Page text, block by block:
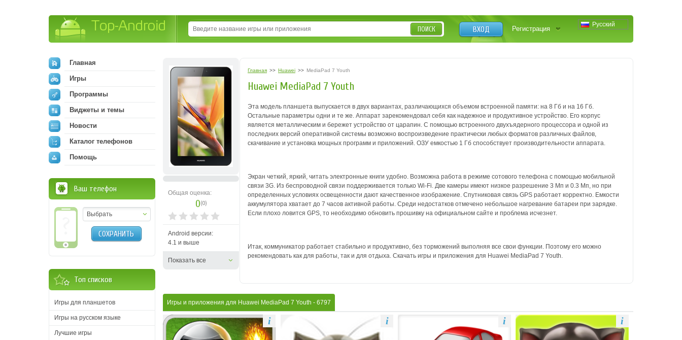
Русский
ВХОД Регистрация
ПОИСК
Общая оценка:
0(0)
Android версии:
4.1 и выше
Показать все
Главная >> Huawei >> MediaPad 7 Youth
Huawei MediaPad 7 Youth
Эта модель планшета выпускается в двух вариантах, различающихся объемом встроенной памяти: на 8 Гб и на 16 Гб.
Остальные параметры одни и те же. Аппарат зарекомендовал себя как надежное и продуктивное устройство. Его корпус
является металлическим и бережет устройство от царапин. С помощью встроенного двухъядерного процессора и одной из
последних версий оперативной системы возможно воспроизведение практически любых форматов различных файлов,
скачивание и установка мощных программ и приложений. ОЗУ емкостью 1 Гб способствует производительности аппарата.
Экран четкий, яркий, читать электронные книги удобно. Возможна работа в режиме сотового телефона с помощью мобильной
связи 3G. Из беспроводной связи поддерживается только Wi-Fi. Две камеры имеют низкое разрешение 3 Мп и 0.3 Мп, но при
определенных условиях освещенности дают качественное изображение. Спутниковая связь GPS работает корректно. Емкости
аккумулятора хватает до 7 часов активной работы. Среди недостатков отмечено небольшое нагревание батареи при зарядке.
Если плохо ловится GPS, то необходимо обновить прошивку на официальном сайте и проблема исчезнет.
Итак, коммуникатор работает стабильно и продуктивно, без торможений выполняя все свои функции. Поэтому его можно
рекомендовать как для работы, так и для отдыха. Скачать игры и приложения для Huawei MediaPad 7 Youth.
Игры и приложения для Huawei MediaPad 7 Youth - 6797
i i i i
Главная
Игры
Программы
Виджеты и темы
Новости
Каталог телефонов
Помощь
Ваш телефон
Выбрать
СОХРАНИТЬ
Топ списков
Игры для планшетов
Игры на русском языке
Лучшие игры